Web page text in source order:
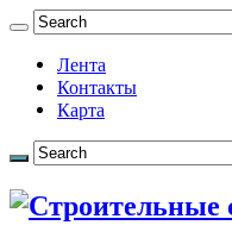
Лента
Контакты
Карта